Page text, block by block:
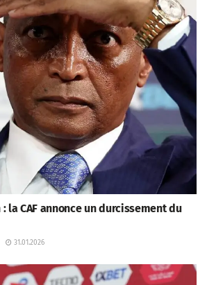
la CAF annonce un durcissement du
31.01.2026